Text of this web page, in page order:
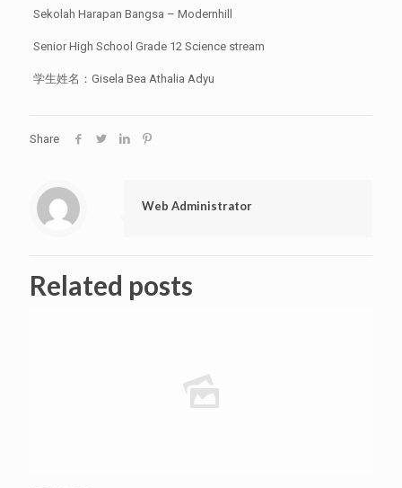
Sekolah Harapan Bangsa – Modernhill
Senior High School Grade 12 Science stream
学生姓名：Gisela Bea Athalia Adyu
Share
Web Administrator
Related posts